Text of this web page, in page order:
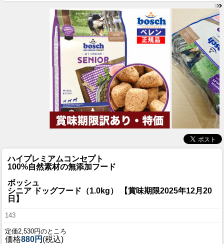
ハイプレミアムコンセプト
100%自然素材の無添加フード
ボッシュ
シニア ドッグフード（1.0kg） 【賞味期限2025年12月20
日】
143
定価2,530円のところ
価格880円 (税込)